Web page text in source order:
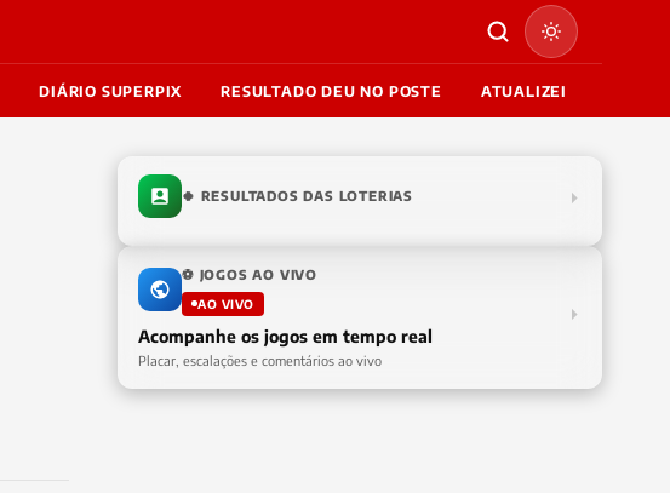
DIÁRIO SUPERPIX RESULTADO DEU NO POSTE ATUALIZEI
🍀 RESULTADOS DAS LOTERIAS
⚽ JOGOS AO VIVO
AO VIVO
Acompanhe os jogos em tempo real
Placar, escalações e comentários ao vivo